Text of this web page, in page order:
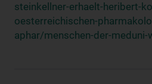
steinkellner-erhaelt-heribert-
oesterreichischen-
aphar/menschen-der-meduni-